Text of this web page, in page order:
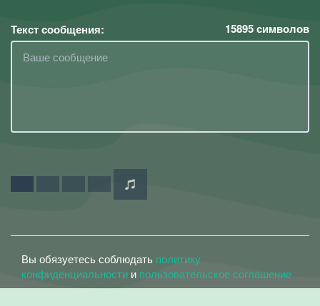
Текст сообщения: 15895символов
Вы обязуетесь соблюдать политику
конфиденциальности и пользовательское соглашение